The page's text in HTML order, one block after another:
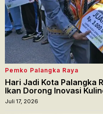
Pemko Palangka Raya
Hari Jadi Kota Palangka
Ikan Dorong Inovasi
Juli 17, 2026